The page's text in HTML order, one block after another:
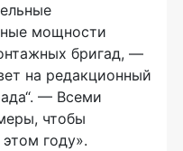
мощности
бригад, —
на редакционный
— Всеми
чтобы
году».